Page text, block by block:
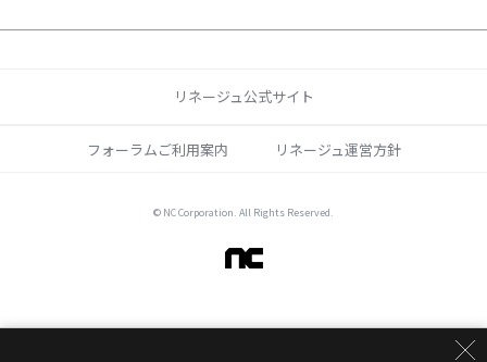
リネージュ公式サイト
フォーラムご利用案内 リネージュ運営方針
© NC Corporation. All Rights Reserved.